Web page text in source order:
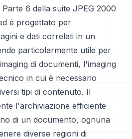
6 della suite JPEG 2000
è progettato per
e dati correlati in un
particolarmente utile per
di documenti, l'imaging
in cui è necessario
tipi di contenuto. Il
l'archiviazione efficiente
di un documento, ognuna
diverse regioni di